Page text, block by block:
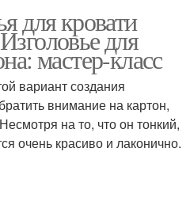
Кровати из ламината
Кровати в спальне
для кровати
для
мастер-класс
вариант создания
внимание на картон,
на то, что он тонкий,
очень красиво и лаконично.